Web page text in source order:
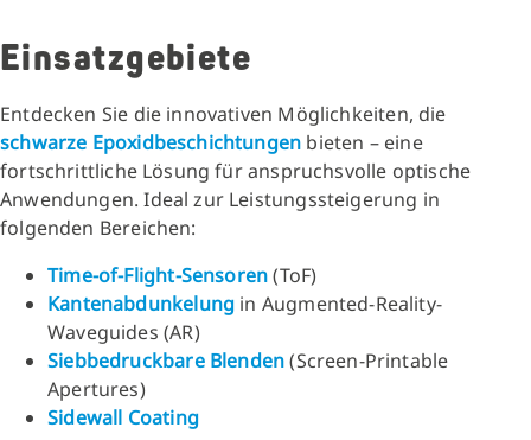
Einsatzgebiete
Entdecken Sie die innovativen Möglichkeiten, die
schwarze Epoxidbeschichtungen bieten – eine
fortschrittliche Lösung für anspruchsvolle optische
Anwendungen. Ideal zur Leistungssteigerung in
folgenden Bereichen:
Time-of-Flight-Sensoren(ToF)
Kantenabdunkelung in Augmented-Reality-
Waveguides (AR)
Siebbedruckbare Blenden(Screen-Printable
Apertures)
Sidewall Coating